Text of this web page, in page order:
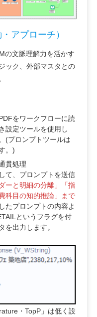
アプローチ）
の文脈理解力を活かす
ック、外部マスタとの
をワークフローに読
設定ツールを使用し
(プロンプトツールは
。)
貫処理
て、プロンプトを送信
ーと明細の分離」「指
科目の知的推論」まで
たプロンプトの内容よ
というフラグを付
を出力します。
・TopP」は低く設